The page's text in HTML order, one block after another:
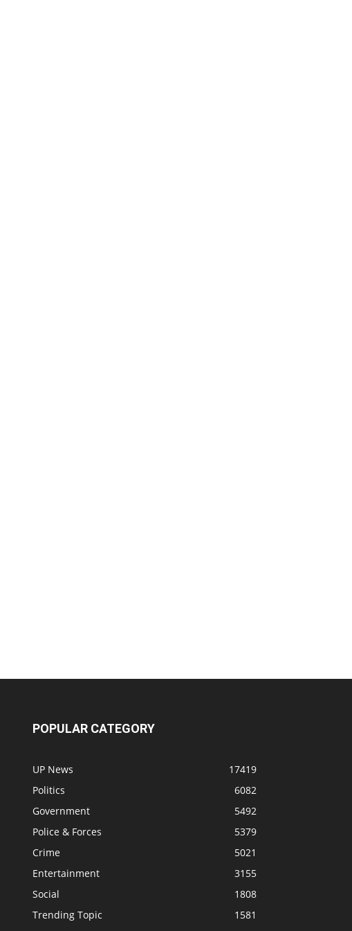
POPULAR CATEGORY
UP News
17419
Politics
6082
Government
5492
Police & Forces
5379
Crime
5021
Entertainment
3155
Social
1808
Trending Topic
1581